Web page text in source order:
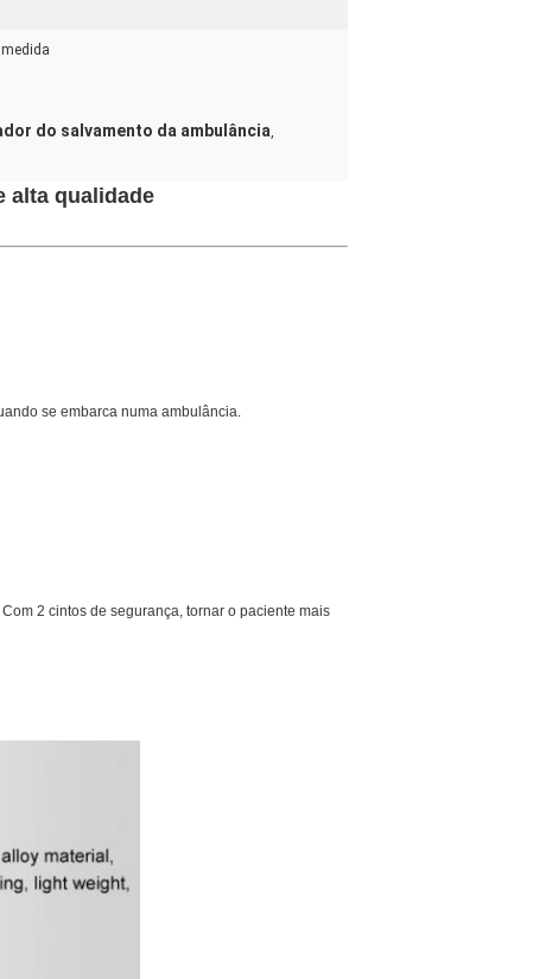
do salvamento da ambulância,
alta qualidade
se embarca numa ambulância.
2 cintos de segurança, tornar o paciente mais